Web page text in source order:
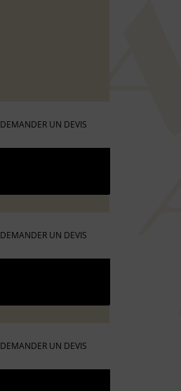
DEMANDER UN DEVIS
DEMANDER UN DEVIS
DEMANDER UN DEVIS